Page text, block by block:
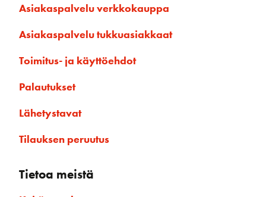
Asiakaspalvelu verkkokauppa
Asiakaspalvelu tukkuasiakkaat
Toimitus- ja käyttöehdot
Palautukset
Lähetystavat
Tilauksen peruutus
Tietoa meistä